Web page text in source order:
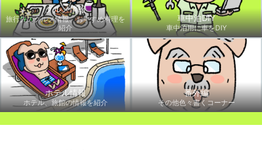
グルメ情報
旅行先のグルメ情報、おすすめ料理を
紹介
車中泊DIY
車中泊用に車をDIY
ホテル情報
ホテル、旅館の情報を紹介
番外編
その他色々書くコーナー